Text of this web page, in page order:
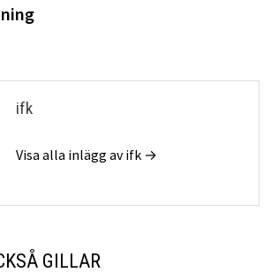
ifk
Visa alla inlägg av ifk →
GILLAR